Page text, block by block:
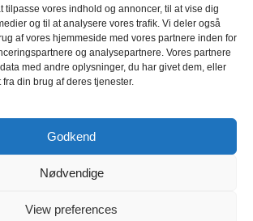
tilpasse vores indhold og annoncer, til at vise dig
og til at analysere vores trafik. Vi deler også
af vores hjemmeside med vores partnere inden for
og analysepartnere. Vores partnere
med andre oplysninger, du har givet dem, eller
din brug af deres tjenester.
Godkend
Nødvendige
View preferences
Skævinge Skagen
Skalborg
Skibet Skive Skjern
Skørping
Slangerup Smørum
Smørumnedre
Solbjerg Solrød
Solrød Strand
Sorø Starup Stege
Stenløse
Stilling Stoholm
Sydhavnen Taastrup
Thurø By Tilst Tinglev
Tjæreborg
Tørring Trige
Vestbjerg Vester Hassing